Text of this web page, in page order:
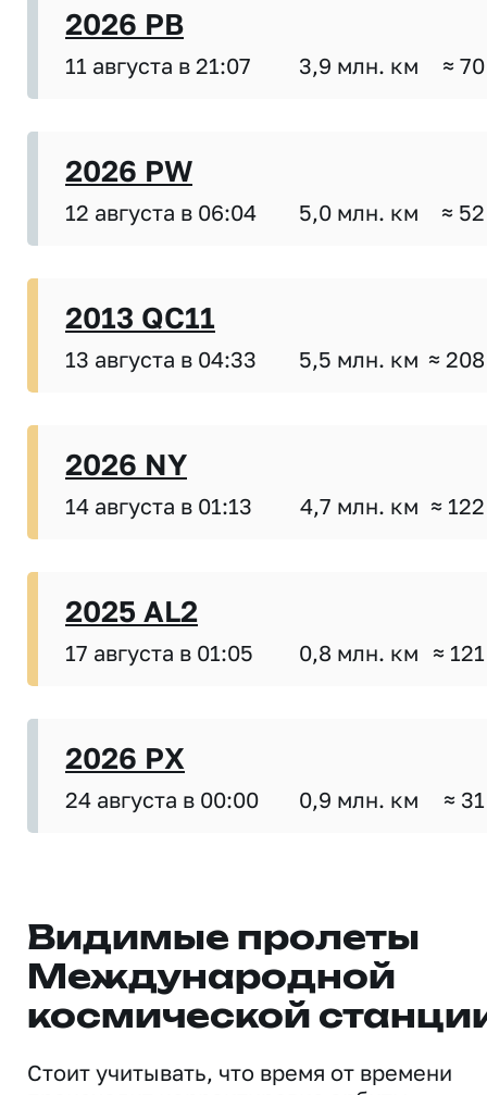
2026 PB
11 августа в 21:07 3,9 млн. км ≈
2026 PW
12 августа в 06:04 5,0 млн. км ≈
2013 QC11
13 августа в 04:33 5,5 млн. км ≈
2026 NY
14 августа в 01:13 4,7 млн. км ≈
2025 AL2
17 августа в 01:05 0,8 млн. км ≈
2026 PX
24 августа в 00:00 0,9 млн. км ≈
Видимые пролеты
Международной
космической
Стоит учитывать, что время от времени